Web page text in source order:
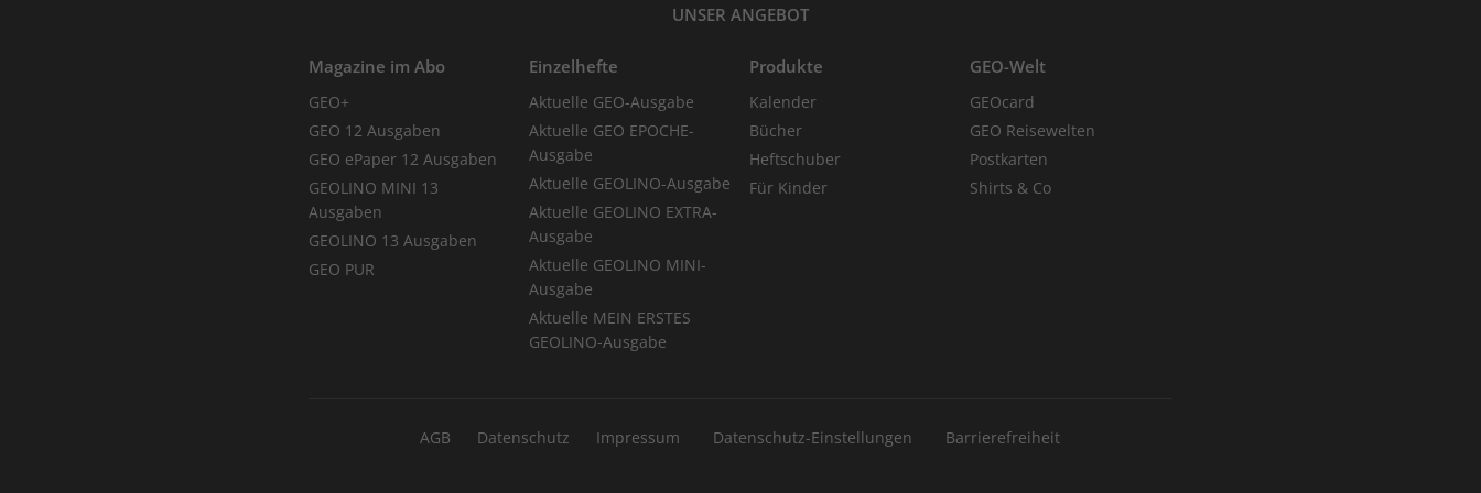
UNSER ANGEBOT
Magazine im Abo
GEO+
GEO 12 Ausgaben
GEO ePaper 12 Ausgaben
GEOLINO MINI 13
Ausgaben
GEOLINO 13 Ausgaben
GEO PUR
Einzelhefte
Aktuelle GEO-Ausgabe
Aktuelle GEO EPOCHE-
Ausgabe
Aktuelle GEOLINO-Ausgabe
Aktuelle GEOLINO EXTRA-
Ausgabe
Aktuelle GEOLINO MINI-
Ausgabe
Aktuelle MEIN ERSTES
GEOLINO-Ausgabe
Produkte
Kalender
Bücher
Heftschuber
Für Kinder
GEO-Welt
GEOcard
GEO Reisewelten
Postkarten
Shirts & Co
AGB Datenschutz Impressum Datenschutz-Einstellungen Barrierefreiheit